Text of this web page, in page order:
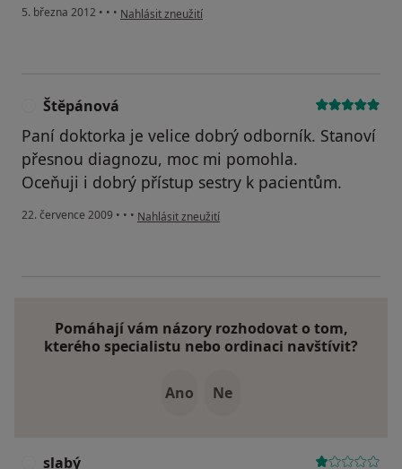
5. března 2012 • • • podle názoru uživatele Váš účet byl odstraněn
Nahlásit zneužití
Štěpánová
Paní doktorka je velice dobrý odborník. Stanoví
přesnou diagnozu, moc mi pomohla.
Oceňuji i dobrý přístup sestry k pacientům.
22. července 2009 • • • podle názoru uživatele Štěpánová
Nahlásit zneužití
Pomáhají vám názory rozhodovat o tom,
kterého specialistu nebo ordinaci navštívit?
Ano Ne
slabý